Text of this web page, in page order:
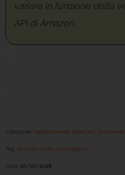
variare in funzione della
API di Amazon.
Categorie: Aggiornamenti NewCart
Tag: Amazon, news, marketplace
Data: 16/10/2018